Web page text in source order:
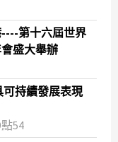
第十六屆世界
盛大舉辦
可持續發展表現
54